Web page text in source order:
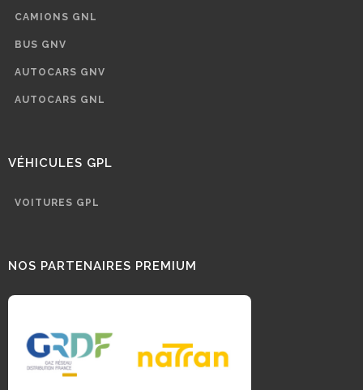
CAMIONS GNL
BUS GNV
AUTOCARS GNV
AUTOCARS GNL
VÉHICULES GPL
VOITURES GPL
NOS PARTENAIRES PREMIUM